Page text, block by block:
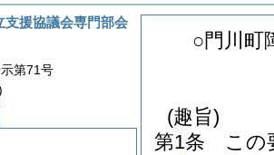
○門川町
(趣旨)
第1条
この
支援協議会専門部会
第71号